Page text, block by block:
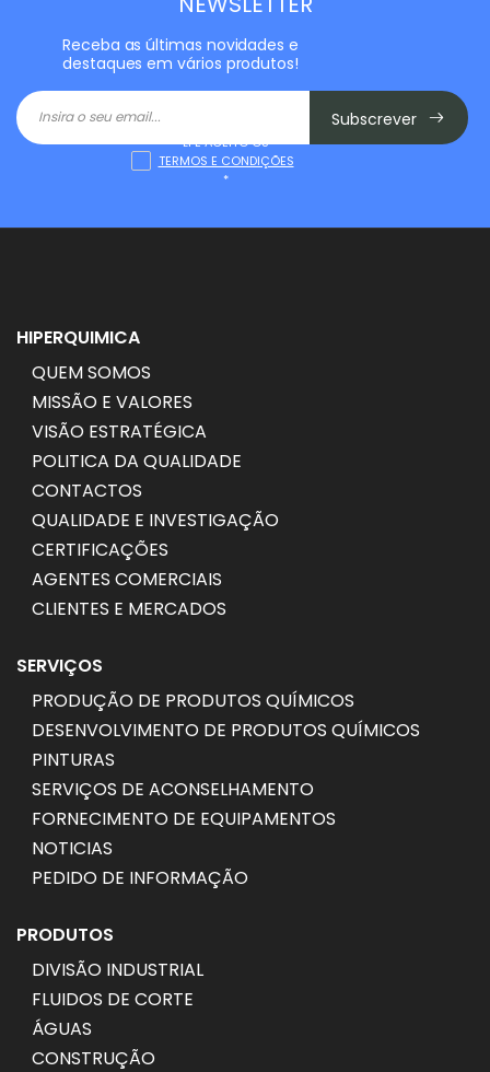
Receba as últimas novidades e
destaques em vários produtos!
Subscrever
LI E ACEITO OS
TERMOS E CONDIÇÕES
*
HIPERQUIMICA
QUEM SOMOS
MISSÃO E VALORES
VISÃO ESTRATÉGICA
POLITICA DA QUALIDADE
CONTACTOS
QUALIDADE E INVESTIGAÇÃO
CERTIFICAÇÕES
AGENTES COMERCIAIS
CLIENTES E MERCADOS
SERVIÇOS
PRODUÇÃO DE PRODUTOS QUÍMICOS
DESENVOLVIMENTO DE PRODUTOS QUÍMICOS
PINTURAS
SERVIÇOS DE ACONSELHAMENTO
FORNECIMENTO DE EQUIPAMENTOS
NOTICIAS
PEDIDO DE INFORMAÇÃO
PRODUTOS
DIVISÃO INDUSTRIAL
FLUIDOS DE CORTE
ÁGUAS
CONSTRUÇÃO